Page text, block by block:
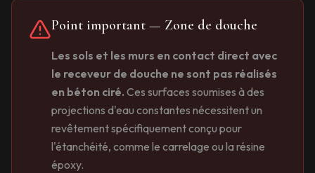
Point important — Zone de douche
Les sols et les murs en contact direct avec
le receveur de douche ne sont pas réalisés
en béton ciré. Ces surfaces soumises à des
projections d'eau constantes nécessitent un
revêtement spécifiquement conçu pour
l'étanchéité, comme le carrelage ou la résine
époxy.